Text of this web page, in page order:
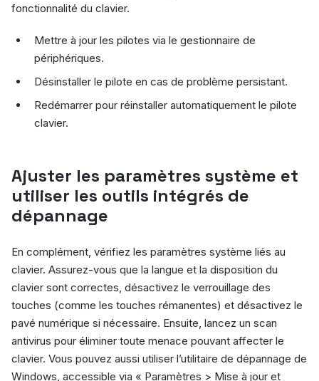
fonctionnalité du clavier.
Mettre à jour les pilotes via le gestionnaire de
périphériques.
Désinstaller le pilote en cas de problème persistant.
Redémarrer pour réinstaller automatiquement le pilote
clavier.
Ajuster les paramètres système et
utiliser les outils intégrés de
dépannage
En complément, vérifiez les paramètres système liés au
clavier. Assurez-vous que la langue et la disposition du
clavier sont correctes, désactivez le verrouillage des
touches (comme les touches rémanentes) et désactivez le
pavé numérique si nécessaire. Ensuite, lancez un scan
antivirus pour éliminer toute menace pouvant affecter le
clavier. Vous pouvez aussi utiliser l’utilitaire de dépannage de
Windows, accessible via « Paramètres > Mise à jour et